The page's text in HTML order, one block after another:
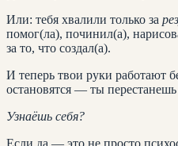
Или: тебя хвалили только за
помог(ла), починил(а),
за то, что создал(а).
И теперь твои руки работают
остановятся — ты
Узнаёшь себя?
Если да — это не просто